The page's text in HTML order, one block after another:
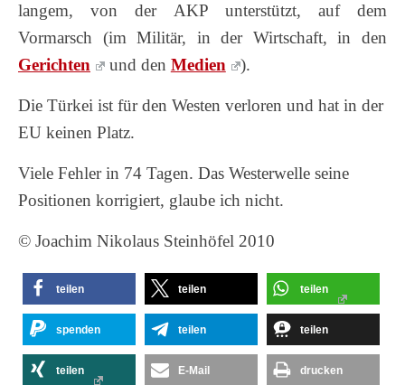
langem, von der AKP unterstützt, auf dem
Vormarsch (im Militär, in der Wirtschaft, in den
Gerichten
und den Medien ).
Die Türkei ist für den Westen verloren und hat in der
EU keinen Platz.
Viele Fehler in 74 Tagen. Das Westerwelle seine
Positionen korrigiert, glaube ich nicht.
© Joachim Nikolaus Steinhöfel 2010
teilen teilen teilen
spenden teilen teilen
teilen E-Mail drucken